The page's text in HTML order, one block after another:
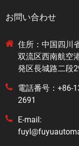
お問い合わせ
住所：中国四川
双流区西南航空
発区長城路二段
電話番号：+86-
2691
E-mail: